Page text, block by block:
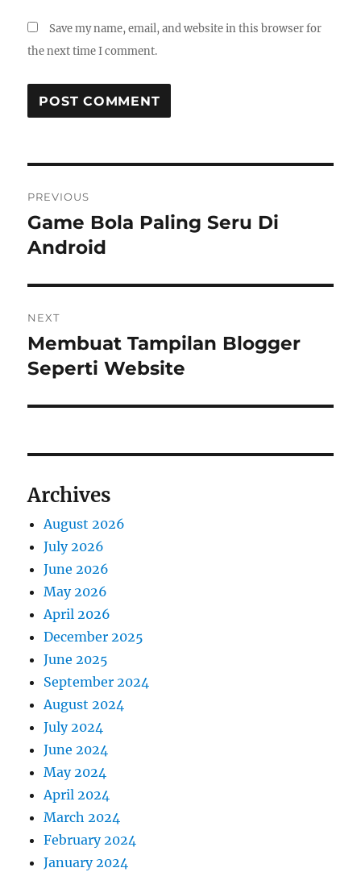
Save my name, email, and website in this browser for
the next time I comment.
navigation
PREVIOUS
Previous
post:
Game Bola Paling Seru Di
Android
NEXT
Next
post:
Membuat Tampilan Blogger
Seperti Website
Archives
August 2026
July 2026
June 2026
May 2026
April 2026
December 2025
June 2025
September 2024
August 2024
July 2024
June 2024
May 2024
April 2024
March 2024
February 2024
January 2024